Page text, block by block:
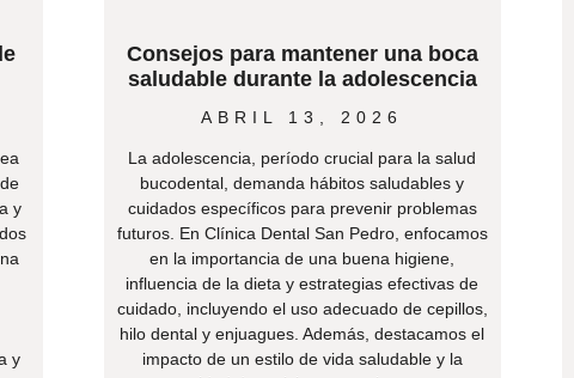
y
y
Consejos para mantener una boca
saludable durante la adolescencia
ABRIL 13, 2026
La adolescencia, período crucial para la salud
bucodental, demanda hábitos saludables y
cuidados específicos para prevenir problemas
futuros. En Clínica Dental San Pedro, enfocamos
en la importancia de una buena higiene,
influencia de la dieta y estrategias efectivas de
cuidado, incluyendo el uso adecuado de cepillos,
hilo dental y enjuagues. Además, destacamos el
impacto de un estilo de vida saludable y la